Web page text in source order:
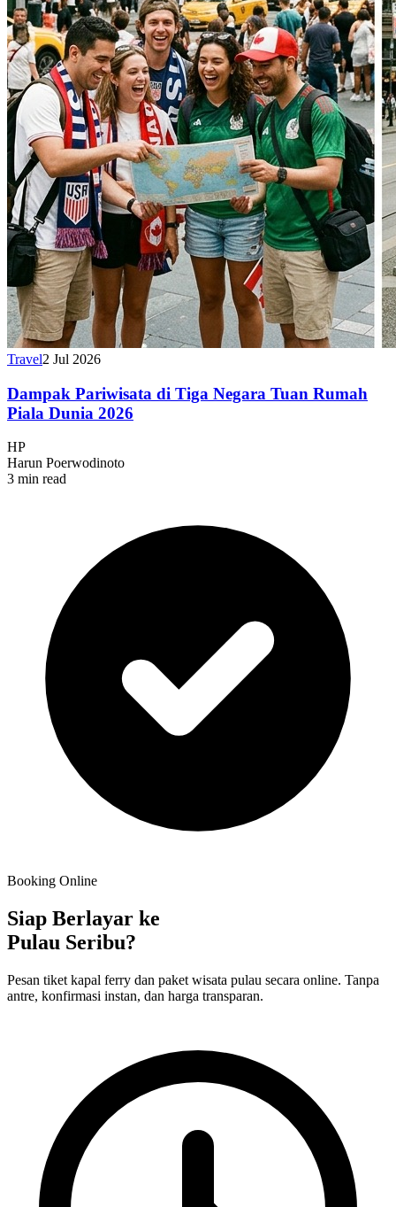
Travel2 Jul 2026
Dampak Pariwisata di Tiga Negara Tuan Rumah
Piala Dunia 2026
HP
Harun Poerwodinoto
3 min read
Booking Online
Siap Berlayar ke
Pulau Seribu?
Pesan tiket kapal ferry dan paket wisata pulau secara online. Tanpa
antre, konfirmasi instan, dan harga transparan.